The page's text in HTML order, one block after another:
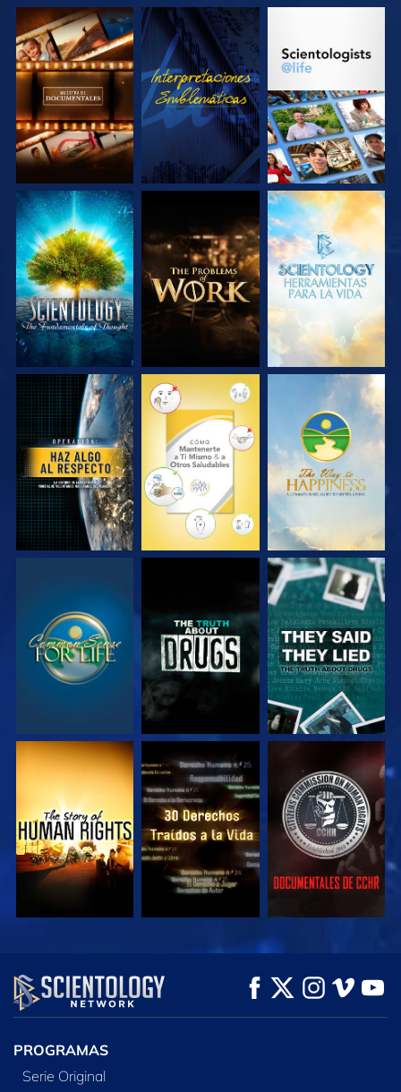
EXPLORA LAS
SERIES
VE
EXPLORA LAS
EXPLORA LAS
SERIES
EXPLORA LAS
SERIES
EXPLORA LAS
SERIES
VE VE VE
VE VE
VE VE VE
VE
EXPLORA LAS
SERIES
PROGRAMAS
Serie Original